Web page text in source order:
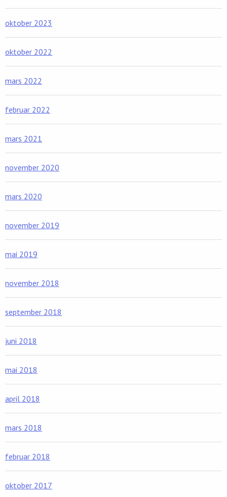
oktober 2023
oktober 2022
mars 2022
februar 2022
mars 2021
november 2020
mars 2020
november 2019
mai 2019
november 2018
september 2018
juni 2018
mai 2018
april 2018
mars 2018
februar 2018
oktober 2017